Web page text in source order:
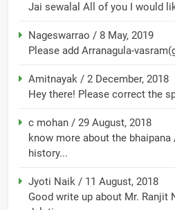
Jai sewalal All of you I would
Nageswarrao / 8 May, 2019
Please add Arranagula-
Amitnayak / 2 December, 2018
Hey there! Please correct the
c mohan / 29 August, 2018
know more about the
history...
Jyoti Naik / 11 August, 2018
Good write up about Mr. Ranjit